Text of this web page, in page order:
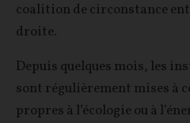
coalition de circonstance
droite.
Depuis quelques mois, les
sont régulièrement mises à
propres à l’écologie ou à